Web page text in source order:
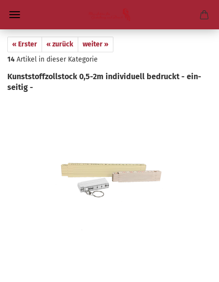
« Erster « zurück
weiter »
14 Artikel in dieser Kategorie
Kunst­stoff­zoll­stock 0,5-2m in­di­vi­du­ell be­druckt - ein­
sei­tig -